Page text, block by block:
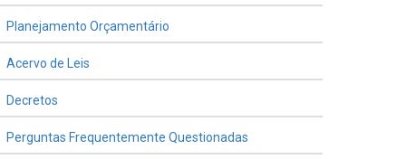
Planejamento Orçamentário
Acervo de Leis
Decretos
Perguntas Frequentemente Questionadas